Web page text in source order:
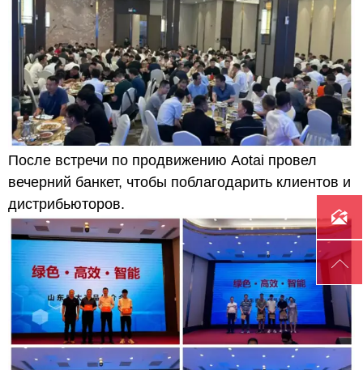
После встречи по продвижению Aotai провел
вечерний банкет, чтобы поблагодарить клиентов и
дистрибьюторов.

